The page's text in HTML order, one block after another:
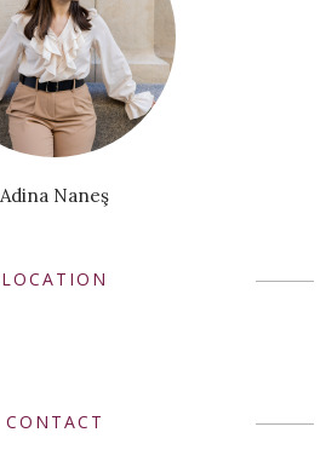
Adina Naneş
LOCATION
CONTACT